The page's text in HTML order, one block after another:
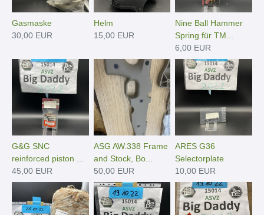
Gasmaske
30,00 EUR
Helm
15,00 EUR
Nine Ball Hammer
Spring für TM...
6,00 EUR
G&G SNC
reinforced piston ...
45,00 EUR
ASG AW.338 Frame
and Stock, Bo...
50,00 EUR
ARES G36
Selectorplate
10,00 EUR